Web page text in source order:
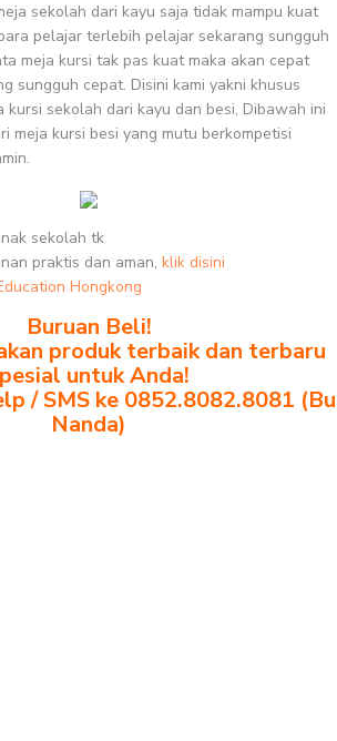
sekolah dari kayu saja tidak mampu kuat
pelajar terlebih pelajar sekarang sungguh
meja kursi tak pas kuat maka akan cepat
sungguh cepat. Disini kami yakni khusus
kursi sekolah dari kayu dan besi, Dibawah ini
meja kursi besi yang mutu berkompetisi
sekolah tk
praktis dan aman, klik disini
Hongkong
Buruan Beli!
produk terbaik dan terbaru
untuk Anda!
/ SMS ke 0852.8082.8081 (Bu
Nanda)